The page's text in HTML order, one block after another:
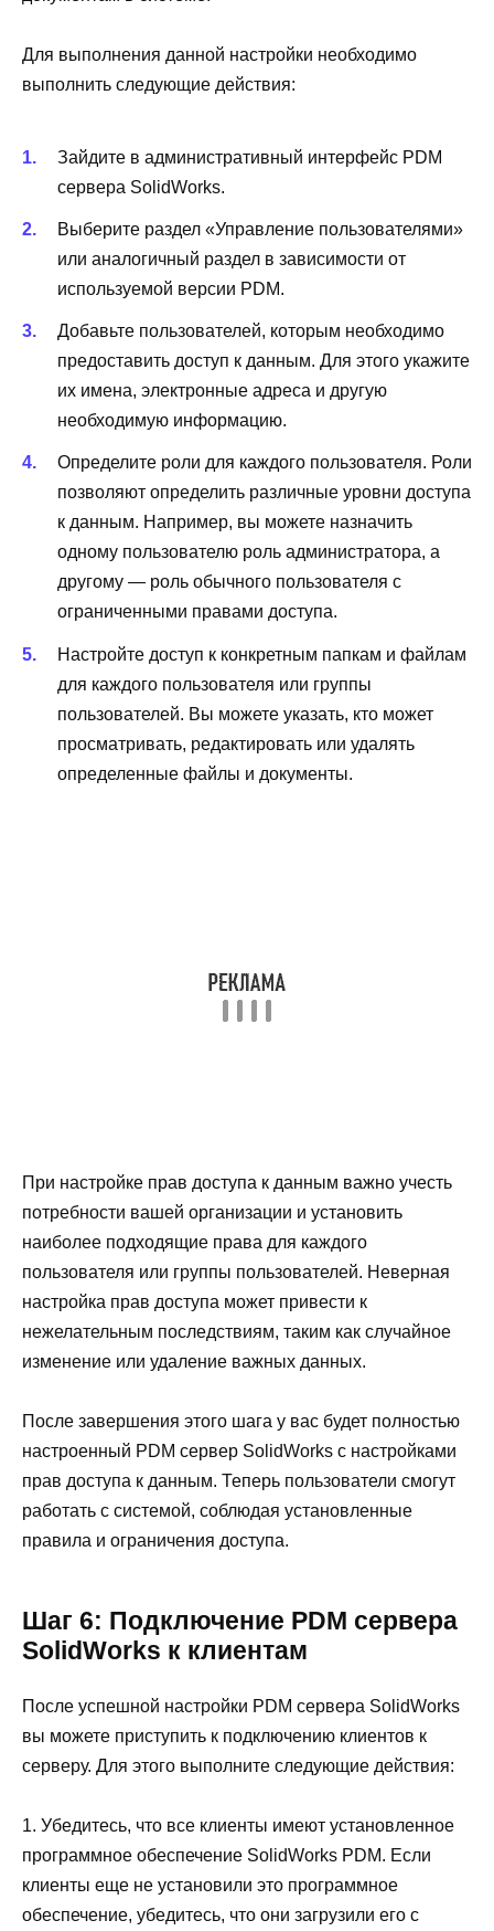
Для выполнения данной настройки необходимо
выполнить следующие действия:
Зайдите в административный интерфейс PDM
сервера SolidWorks.
Выберите раздел «Управление пользователями»
или аналогичный раздел в зависимости от
используемой версии PDM.
Добавьте пользователей, которым необходимо
предоставить доступ к данным. Для этого укажите
их имена, электронные адреса и другую
необходимую информацию.
Определите роли для каждого пользователя. Роли
позволяют определить различные уровни доступа
к данным. Например, вы можете назначить
одному пользователю роль администратора, а
другому — роль обычного пользователя с
ограниченными правами доступа.
Настройте доступ к конкретным папкам и файлам
для каждого пользователя или группы
пользователей. Вы можете указать, кто может
просматривать, редактировать или удалять
определенные файлы и документы.
При настройке прав доступа к данным важно учесть
потребности вашей организации и установить
наиболее подходящие права для каждого
пользователя или группы пользователей. Неверная
настройка прав доступа может привести к
нежелательным последствиям, таким как случайное
изменение или удаление важных данных.
После завершения этого шага у вас будет полностью
настроенный PDM сервер SolidWorks с настройками
прав доступа к данным. Теперь пользователи смогут
работать с системой, соблюдая установленные
правила и ограничения доступа.
Шаг 6: Подключение PDM сервера
SolidWorks к клиентам
После успешной настройки PDM сервера SolidWorks
вы можете приступить к подключению клиентов к
серверу. Для этого выполните следующие действия:
1. Убедитесь, что все клиенты имеют установленное
программное обеспечение SolidWorks PDM. Если
клиенты еще не установили это программное
обеспечение, убедитесь, что они загрузили его с